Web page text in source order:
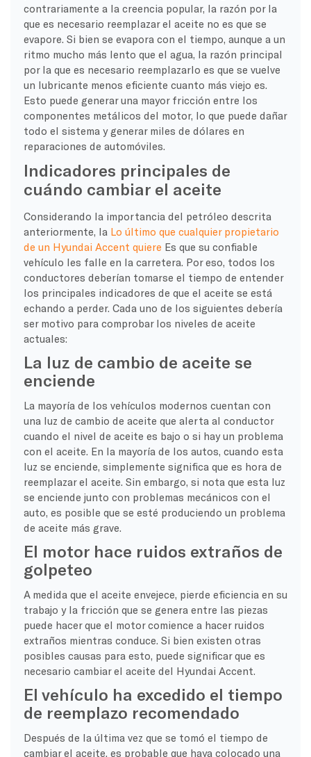
contrariamente a la creencia popular, la razón por la
que es necesario reemplazar el aceite no es que se
evapore. Si bien se evapora con el tiempo, aunque a un
ritmo mucho más lento que el agua, la razón principal
por la que es necesario reemplazarlo es que se vuelve
un lubricante menos eficiente cuanto más viejo es.
Esto puede generar una mayor fricción entre los
componentes metálicos del motor, lo que puede dañar
todo el sistema y generar miles de dólares en
reparaciones de automóviles.
Indicadores principales de
cuándo cambiar el aceite
Considerando la importancia del petróleo descrita
anteriormente, la Lo último que cualquier propietario
de un Hyundai Accent quiere Es que su confiable
vehículo les falle en la carretera. Por eso, todos los
conductores deberían tomarse el tiempo de entender
los principales indicadores de que el aceite se está
echando a perder. Cada uno de los siguientes debería
ser motivo para comprobar los niveles de aceite
actuales:
La luz de cambio de aceite se
enciende
La mayoría de los vehículos modernos cuentan con
una luz de cambio de aceite que alerta al conductor
cuando el nivel de aceite es bajo o si hay un problema
con el aceite. En la mayoría de los autos, cuando esta
luz se enciende, simplemente significa que es hora de
reemplazar el aceite. Sin embargo, si nota que esta luz
se enciende junto con problemas mecánicos con el
auto, es posible que se esté produciendo un problema
de aceite más grave.
El motor hace ruidos extraños de
golpeteo
A medida que el aceite envejece, pierde eficiencia en su
trabajo y la fricción que se genera entre las piezas
puede hacer que el motor comience a hacer ruidos
extraños mientras conduce. Si bien existen otras
posibles causas para esto, puede significar que es
necesario cambiar el aceite del Hyundai Accent.
El vehículo ha excedido el tiempo
de reemplazo recomendado
Después de la última vez que se tomó el tiempo de
cambiar el aceite, es probable que haya colocado una